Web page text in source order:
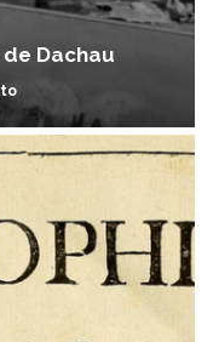
Dachau